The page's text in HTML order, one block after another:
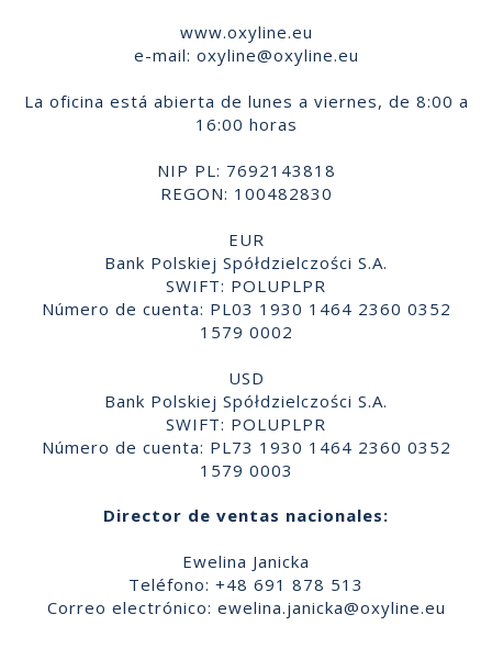
www.oxyline.eu
e-mail: oxyline@oxyline.eu
La oficina está abierta de lunes a viernes, de 8:00 a
16:00 horas
NIP PL: 7692143818
REGON: 100482830
EUR
Bank Polskiej Spółdzielczości S.A.
SWIFT: POLUPLPR
Número de cuenta: PL03 1930 1464 2360 0352
1579 0002
USD
Bank Polskiej Spółdzielczości S.A.
SWIFT: POLUPLPR
Número de cuenta: PL73 1930 1464 2360 0352
1579 0003
Director de ventas nacionales:
Ewelina Janicka
Teléfono: +48 691 878 513
Correo electrónico: ewelina.janicka@oxyline.eu